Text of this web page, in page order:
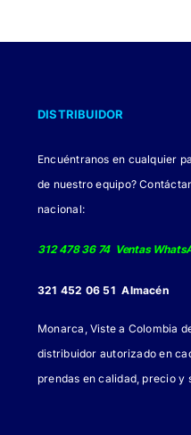
DISTRIBUIDOR
Encuéntranos en cualquier
de nuestro equipo?
nacional:
312 478 36 74 Ventas
321 452 06 51 Almacén
Monarca, Viste a Colombia
distribuidor autorizado en
prendas en calidad, precio y